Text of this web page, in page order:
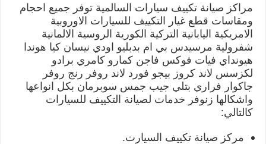
مراكز صيانة تكييف سيارات السالمية توفر جميع احجام
ومقاسات قطع غيار التكييف للسيارات الاوروبية
الامريكية اليابانية التركية الكورية الروسية الالمانية
شفرولية مرسيدس بي ام بدبليو اودي نيسان كيا هوندا
هيونداي فيات فوكس فاجن كمارو كامري برادو
لكزسس لاند كروز بيجو فورد لاند روفر رنج روفر
جاكوار فراري بتلي جيب جمس سوبرمان بكل انواعها
واشكالها زنوفر خدمات لصيانة التكييف للسيارات
كالتالي:
مركز صيانة تكييف السيارت.